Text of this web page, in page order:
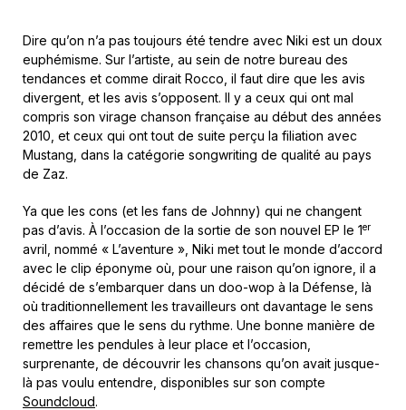
Dire qu’on n’a pas toujours été tendre avec Niki est un doux
euphémisme. Sur l’artiste, au sein de notre bureau des
tendances et comme dirait Rocco, il faut dire que les avis
divergent, et les avis s’opposent. Il y a ceux qui ont mal
compris son virage chanson française au début des années
2010, et ceux qui ont tout de suite perçu la filiation avec
Mustang, dans la catégorie songwriting de qualité au pays
de Zaz.
Ya que les cons (et les fans de Johnny) qui ne changent
pas d’avis. À l’occasion de la sortie de son nouvel EP le 1er
avril, nommé « L’aventure », Niki met tout le monde d’accord
avec le clip éponyme où, pour une raison qu’on ignore, il a
décidé de s’embarquer dans un doo-wop à la Défense, là
où traditionnellement les travailleurs ont davantage le sens
des affaires que le sens du rythme. Une bonne manière de
remettre les pendules à leur place et l’occasion,
surprenante, de découvrir les chansons qu’on avait jusque-
là pas voulu entendre, disponibles sur son compte
Soundcloud.